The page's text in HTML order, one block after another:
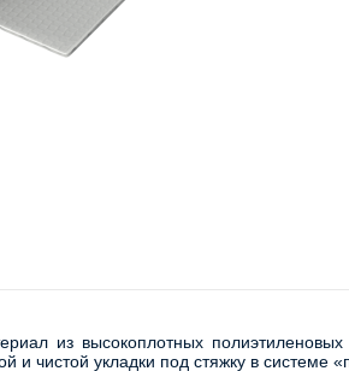
из высокоплотных
и чистой укладки под стяжку в системе